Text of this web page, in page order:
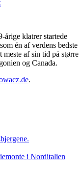
årige klatrer startede
én af verdens bedste
meste af sin tid på større
og Canada.
.
i Norditalien